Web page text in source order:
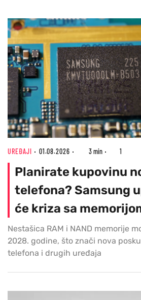
UREĐAJI 01.08.2026 3 min 1
Planirate kupovinu
telefona? Samsung
će kriza sa
Nestašica RAM i NAND memorije
2028. godine, što znači nova
telefona i drugih uređaja